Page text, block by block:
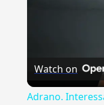
Watch on
Adrano.